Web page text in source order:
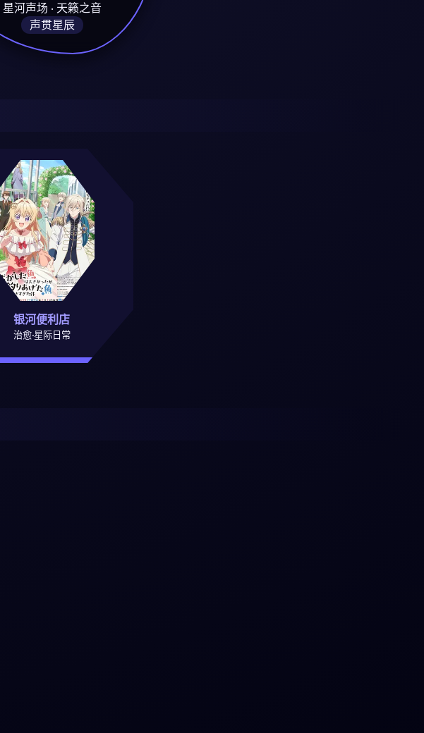
星河声场 · 天籁之音
声贯星辰
银河便利店
治愈·星际日常